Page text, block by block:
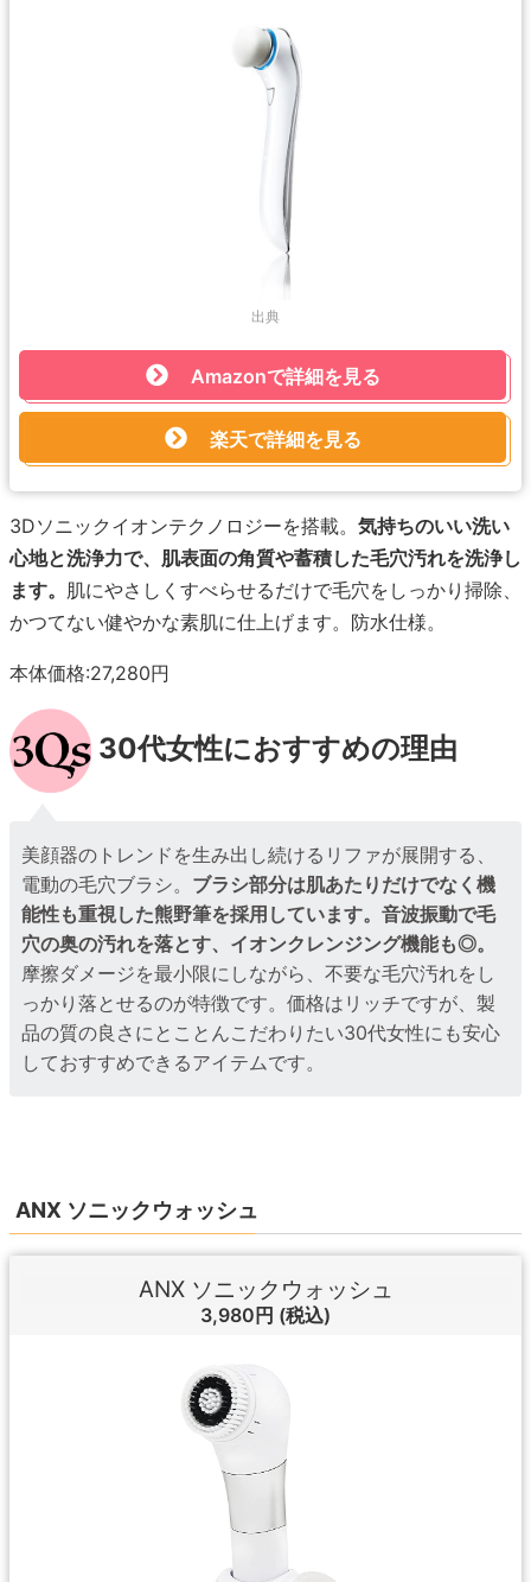
出典
Amazonで詳細を見る
楽天で詳細を見る
3Dソニックイオンテクノロジーを搭載。 気持ちのいい洗い
心地と洗浄力で、肌表面の角質や蓄積した毛穴汚れを洗浄し
ます。 肌にやさしくすべらせるだけで毛穴をしっかり掃除、
かつてない健やかな素肌に仕上げます。防水仕様。
本体価格:27,280円
30代女性におすすめの理由
美顔器のトレンドを生み出し続けるリファが展開する、
電動の毛穴ブラシ。 ブラシ部分は肌あたりだけでなく機
能性も重視した熊野筆を採用しています。音波振動で毛
穴の奥の汚れを落とす、イオンクレンジング機能も◎。
摩擦ダメージを最小限にしながら、不要な毛穴汚れをし
っかり落とせるのが特徴です。価格はリッチですが、製
品の質の良さにとことんこだわりたい30代女性にも安心
しておすすめできるアイテムです。
ANX ソニックウォッシュ
ANX ソニックウォッシュ
3,980円 (税込)